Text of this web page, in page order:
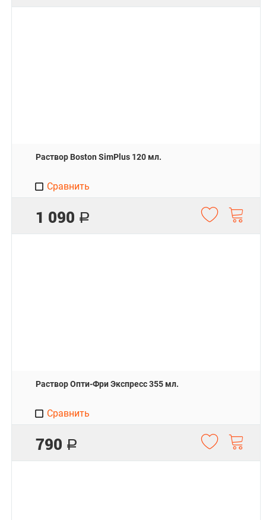
Раствор Boston SimPlus 120 мл.
1 090 Р
Сравнить
Раствор Опти-Фри Экспресс 355 мл.
790 Р
Сравнить